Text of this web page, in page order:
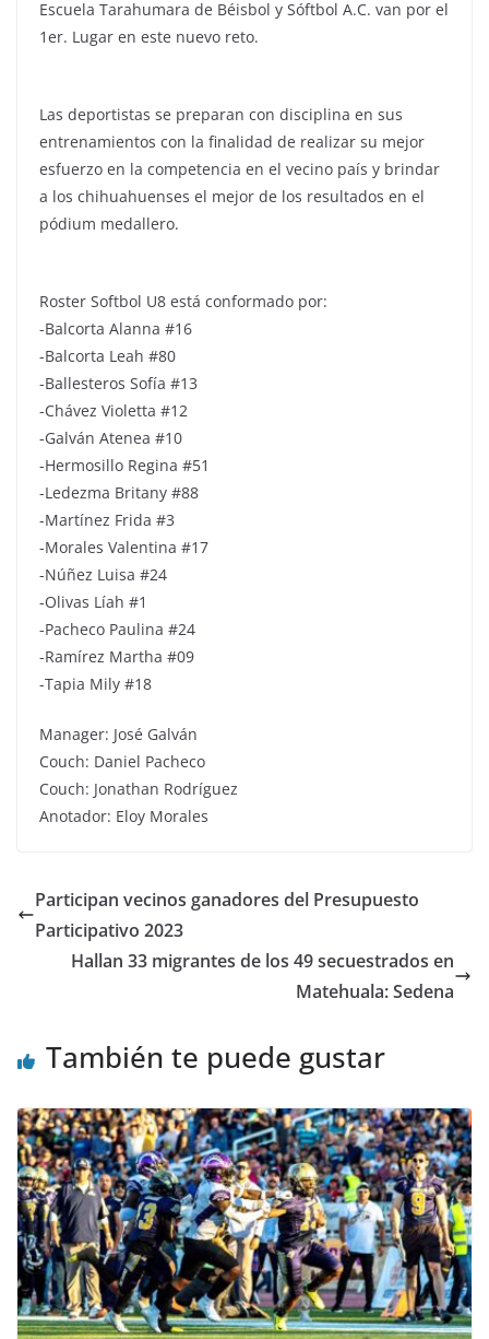
Escuela Tarahumara de Béisbol y Sóftbol A.C. van por el
1er. Lugar en este nuevo reto.
Las deportistas se preparan con disciplina en sus
entrenamientos con la finalidad de realizar su mejor
esfuerzo en la competencia en el vecino país y brindar
a los chihuahuenses el mejor de los resultados en el
pódium medallero.
Roster Softbol U8 está conformado por:
-Balcorta Alanna #16
-Balcorta Leah #80
-Ballesteros Sofía #13
-Chávez Violetta #12
-Galván Atenea #10
-Hermosillo Regina #51
-Ledezma Britany #88
-Martínez Frida #3
-Morales Valentina #17
-Núñez Luisa #24
-Olivas Líah #1
-Pacheco Paulina #24
-Ramírez Martha #09
-Tapia Mily #18
Manager: José Galván
Couch: Daniel Pacheco
Couch: Jonathan Rodríguez
Anotador: Eloy Morales
Participan vecinos ganadores del Presupuesto
Participativo 2023
Hallan 33 migrantes de los 49 secuestrados en
Matehuala: Sedena
También te puede gustar